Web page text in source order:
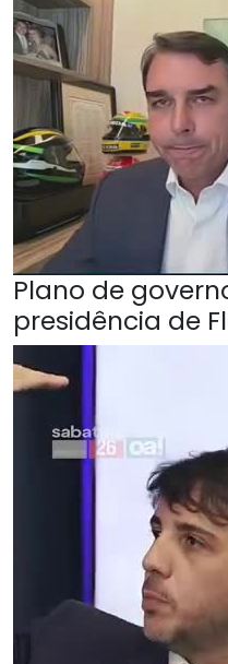
Plano de
presidência de